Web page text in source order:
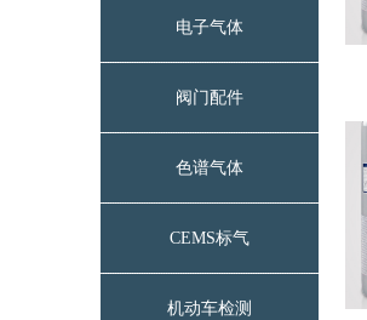
电子气体
阀门配件
色谱气体
CEMS标气
机动车检测